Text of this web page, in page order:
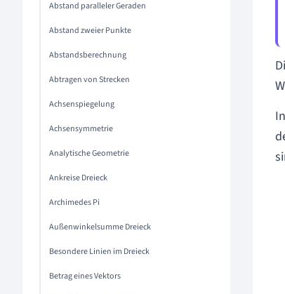
Abstand paralleler Geraden
Abstand zweier Punkte
Abstandsberechnung
Abtragen von Strecken
Achsenspiegelung
Achsensymmetrie
Analytische Geometrie
Ankreise Dreieck
Archimedes Pi
Außenwinkelsumme Dreieck
Besondere Linien im Dreieck
Betrag eines Vektors